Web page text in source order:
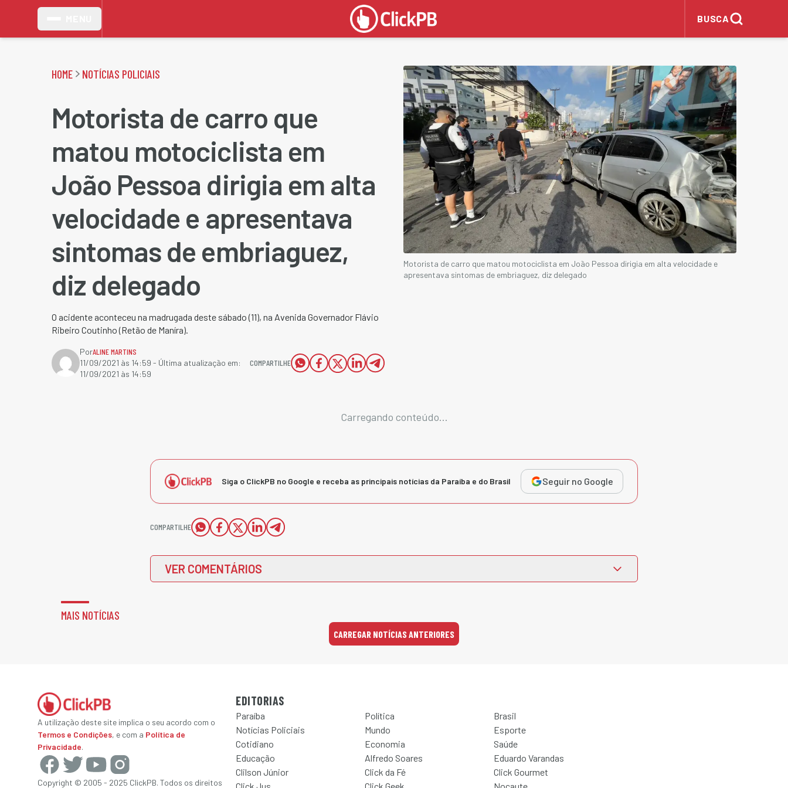
BUSCA
HOME NOTÍCIAS POLICIAIS
Motorista de carro que
matou motociclista em
João Pessoa dirigia em alta
velocidade e apresentava
sintomas de embriaguez,
diz delegado
O acidente aconteceu na madrugada deste sábado (11), na Avenida Governador Flávio
Ribeiro Coutinho (Retão de Maníra).
PorALINE MARTINS
11/09/2021 às 14:59 - Última atualização em:
11/09/2021 às 14:59
COMPARTILHE
Motorista de carro que matou motociclista em João Pessoa dirigia em alta velocidade e
apresentava sintomas de embriaguez, diz delegado
Carregando conteúdo...
Siga o ClickPB no Google e receba as principais notícias da Paraíba e do Brasil Seguir no Google
COMPARTILHE
VER COMENTÁRIOS
MAIS NOTÍCIAS
CARREGAR NOTÍCIAS ANTERIORES
A utilização deste site implica o seu acordo com o
Termos e Condições, e com a Política de
Privacidade.
Copyright © 2005 - 2025 ClickPB. Todos os direitos
EDITORIAS
Paraíba Política
Brasil
Notícias Policiais
Mundo
Esporte
Cotidiano
Economia
Saúde
Educação
Alfredo Soares
Eduardo Varandas
Clilson Júnior
Click da Fé
Click Gourmet